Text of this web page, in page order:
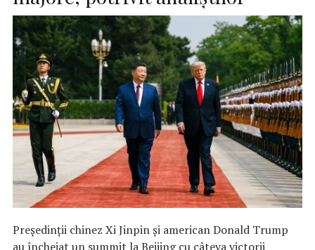
Preşedinţii chinez Xi Jinpin şi american Donald Trump
au încheiat un summit la Beijing cu câteva victorii